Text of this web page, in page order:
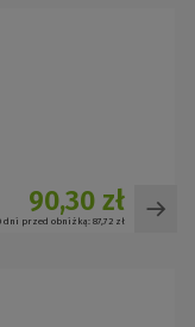
90,30 zł
dni przed obniżką: 87,72 zł